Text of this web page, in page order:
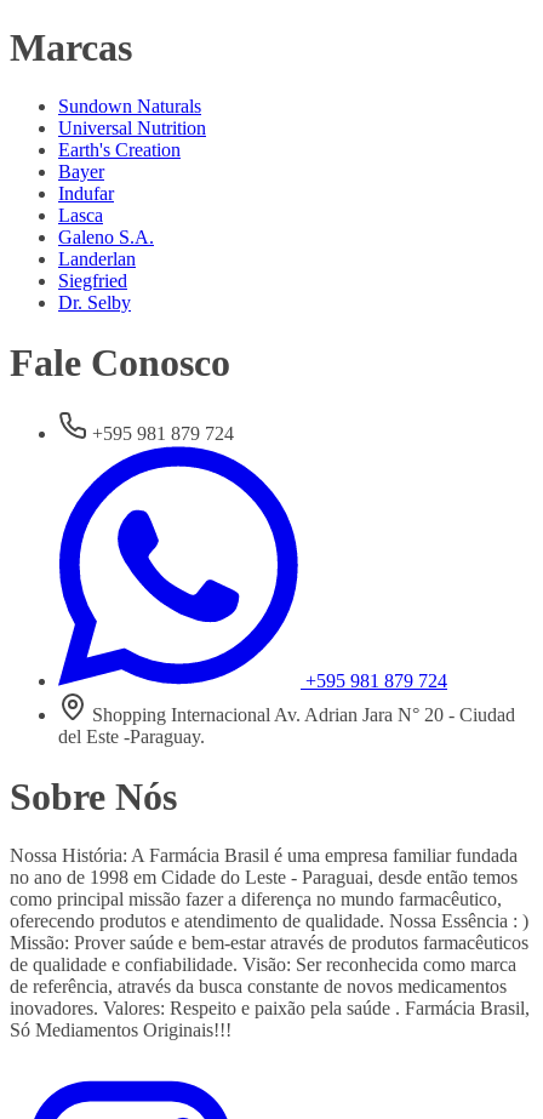
Marcas
Sundown Naturals
Universal Nutrition
Earth's Creation
Bayer
Indufar
Lasca
Galeno S.A.
Landerlan
Siegfried
Dr. Selby
Fale Conosco
+595 981 879 724
+595 981 879 724
Shopping Internacional Av. Adrian Jara N° 20 - Ciudad
del Este -Paraguay.
Sobre Nós
Nossa História: A Farmácia Brasil é uma empresa familiar fundada
no ano de 1998 em Cidade do Leste - Paraguai, desde então temos
como principal missão fazer a diferença no mundo farmacêutico,
oferecendo produtos e atendimento de qualidade. Nossa Essência : )
Missão: Prover saúde e bem-estar através de produtos farmacêuticos
de qualidade e confiabilidade. Visão: Ser reconhecida como marca
de referência, através da busca constante de novos medicamentos
inovadores. Valores: Respeito e paixão pela saúde . Farmácia Brasil,
Só Mediamentos Originais!!!